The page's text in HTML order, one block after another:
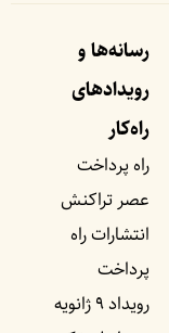
رسانه‌ها و
رویداد‌های
راه‌کار
راه پرداخت
عصر تراکنش
انتشارات راه
پرداخت
رویداد ۹ ژانویه